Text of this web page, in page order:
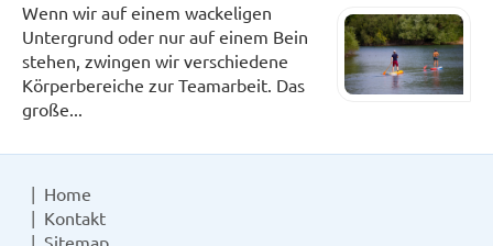
Wenn wir auf einem wackeligen
Untergrund oder nur auf einem Bein
stehen, zwingen wir verschiedene
Körperbereiche zur Teamarbeit. Das
große...
Home
Kontakt